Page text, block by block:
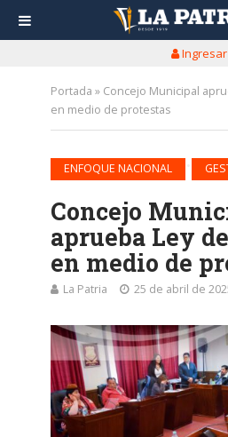
Ingresar
Portada » Concejo Municipal
en medio de protestas
ENFOQUE NACIONAL
Concejo
aprueba Ley
en medio de
La Patria 25 de abril de